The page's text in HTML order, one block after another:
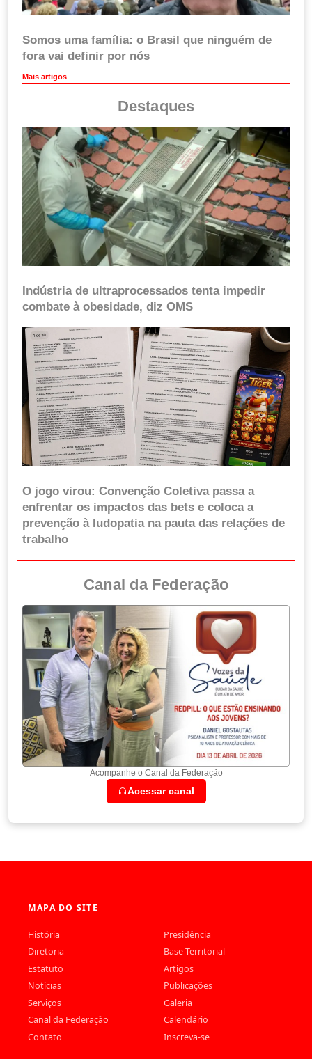
Somos uma família: o Brasil que ninguém de
fora vai definir por nós
Mais artigos
Destaques
Indústria de ultraprocessados tenta impedir
combate à obesidade, diz OMS
O jogo virou: Convenção Coletiva passa a
enfrentar os impactos das bets e coloca a
prevenção à ludopatia na pauta das relações de
trabalho
Canal da Federação
Acompanhe o Canal da Federação
Acessar canal
MAPA DO SITE
História
Presidência
Diretoria
Base Territorial
Estatuto
Artigos
Notícias
Publicações
Serviços
Galeria
Canal da Federação
Calendário
Contato
Inscreva-se